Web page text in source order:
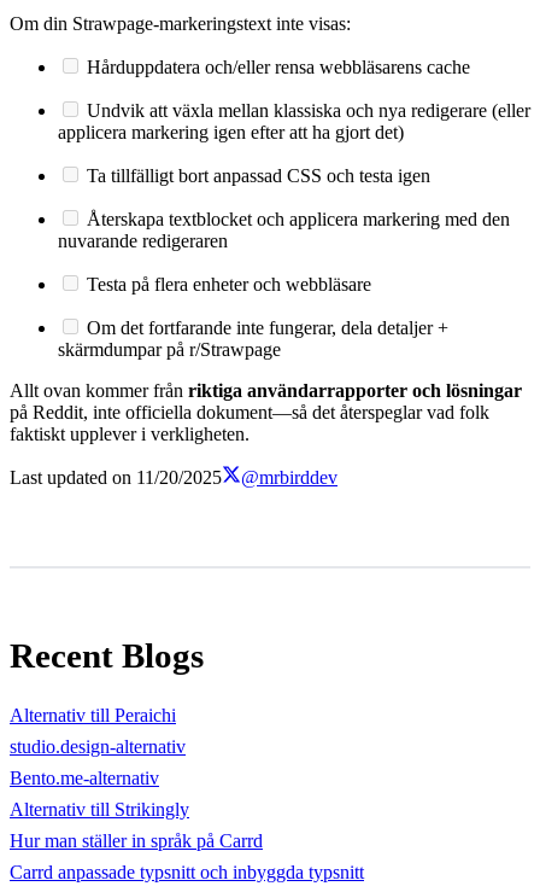
Om din Strawpage-markeringstext inte visas:
Hårduppdatera och/eller rensa webbläsarens cache
Undvik att växla mellan klassiska och nya redigerare (eller
applicera markering igen efter att ha gjort det)
Ta tillfälligt bort anpassad CSS och testa igen
Återskapa textblocket och applicera markering med den
nuvarande redigeraren
Testa på flera enheter och webbläsare
Om det fortfarande inte fungerar, dela detaljer +
skärmdumpar på r/Strawpage
Allt ovan kommer från riktiga användarrapporter och lösningar
på Reddit, inte officiella dokument—så det återspeglar vad folk
faktiskt upplever i verkligheten.
Last updated on 11/20/2025 @mrbirddev
Recent Blogs
Alternativ till Peraichi
studio.design-alternativ
Bento.me-alternativ
Alternativ till Strikingly
Hur man ställer in språk på Carrd
Carrd anpassade typsnitt och inbyggda typsnitt